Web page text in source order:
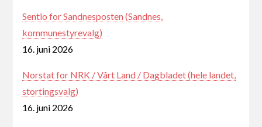
Sentio for Sandnesposten (Sandnes,
kommunestyrevalg)
16. juni 2026
Norstat for NRK / Vårt Land / Dagbladet (hele landet,
stortingsvalg)
16. juni 2026